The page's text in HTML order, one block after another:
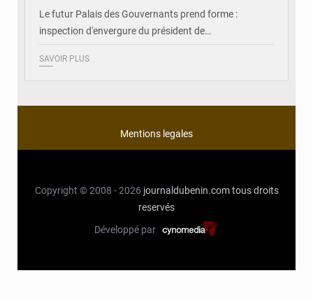
Le futur Palais des Gouvernants prend forme :
inspection d'envergure du président de…
SAVOIR PLUS
Mentions legales
Copyright © 2008 - 2026 journaldubenin.com tous droits
reservés
Développé par